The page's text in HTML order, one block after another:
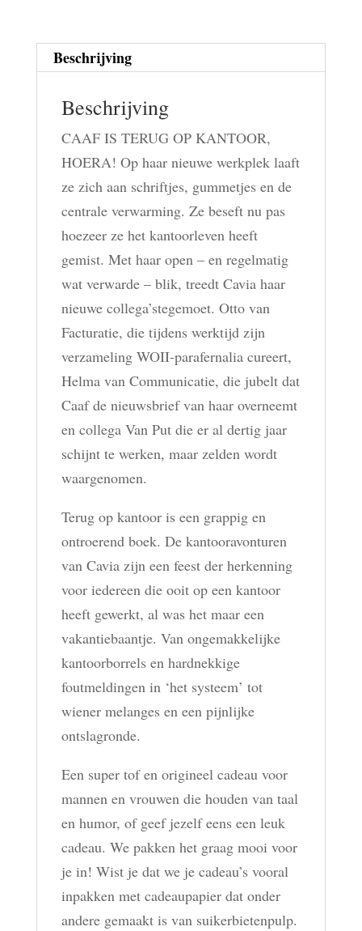
Beschrijving
Beschrijving
CAAF IS TERUG OP KANTOOR,
HOERA! Op haar nieuwe werkplek laaft
ze zich aan schriftjes, gummetjes en de
centrale verwarming. Ze beseft nu pas
hoezeer ze het kantoorleven heeft
gemist. Met haar open – en regelmatig
wat verwarde – blik, treedt Cavia haar
nieuwe collega’stegemoet. Otto van
Facturatie, die tijdens werktijd zijn
verzameling WOII-parafernalia cureert,
Helma van Communicatie, die jubelt dat
Caaf de nieuwsbrief van haar overneemt
en collega Van Put die er al dertig jaar
schijnt te werken, maar zelden wordt
waargenomen.
Terug op kantoor is een grappig en
ontroerend boek. De kantooravonturen
van Cavia zijn een feest der herkenning
voor iedereen die ooit op een kantoor
heeft gewerkt, al was het maar een
vakantiebaantje. Van ongemakkelijke
kantoorborrels en hardnekkige
foutmeldingen in ‘het systeem’ tot
wiener melanges en een pijnlijke
ontslagronde.
Een super tof en origineel cadeau voor
mannen en vrouwen die houden van taal
en humor, of geef jezelf eens een leuk
cadeau. We pakken het graag mooi voor
je in! Wist je dat we je cadeau’s vooral
inpakken met cadeaupapier dat onder
andere gemaakt is van suikerbietenpulp.